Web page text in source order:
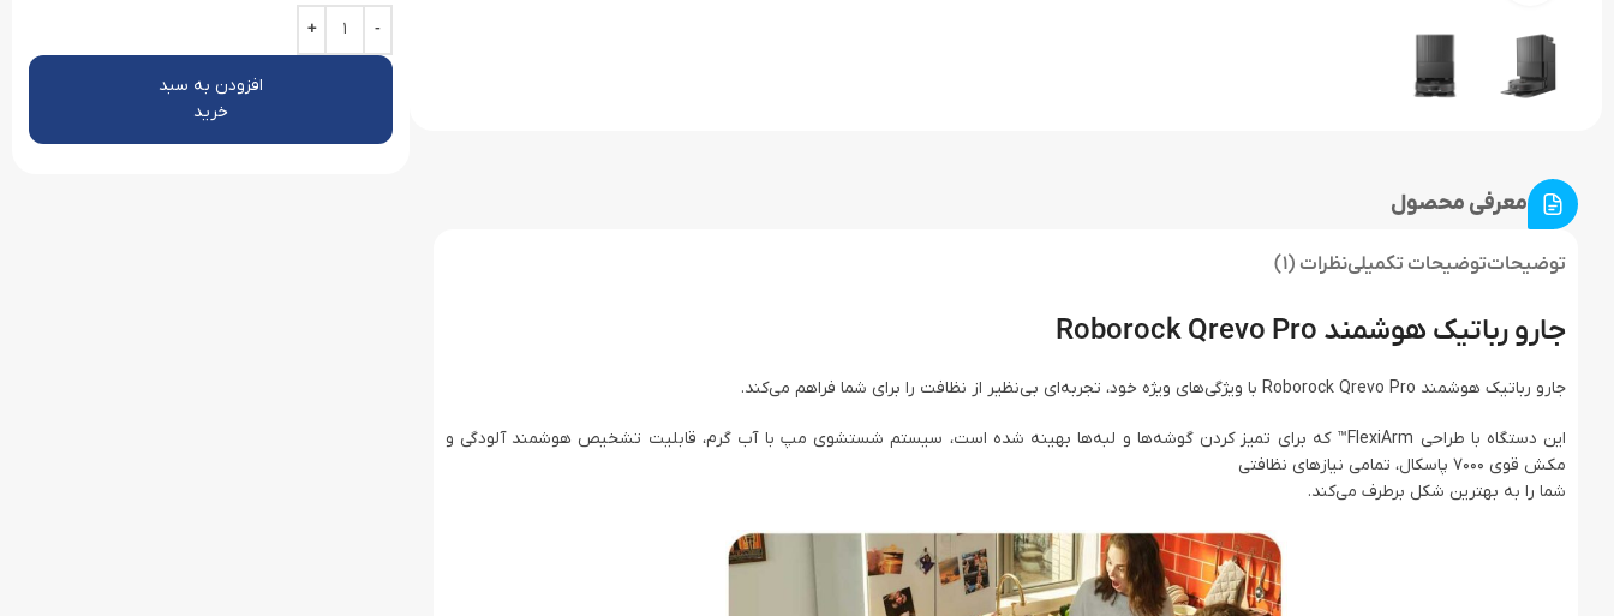
معرفی محصول
توضیحاتتوضیحات تکمیلینظرات (1)
جارو رباتیک هوشمند Roborock Qrevo Pro
جارو رباتیک هوشمند Roborock Qrevo Pro با ویژگی‌های ویژه خود، تجربه‌ای بی‌نظیر از نظافت را برای شما فراهم می‌کند.
این دستگاه با طراحی FlexiArm™ که برای تمیز کردن گوشه‌ها و لبه‌ها بهینه شده است، سیستم شستشوی مپ با آب گرم، قابلیت تشخیص هوشمند آلودگی و
مکش قوی 7000 پاسکال، تمامی نیازهای نظافتی
شما را به بهترین شکل برطرف می‌کند.
افزودن به سبد
خرید